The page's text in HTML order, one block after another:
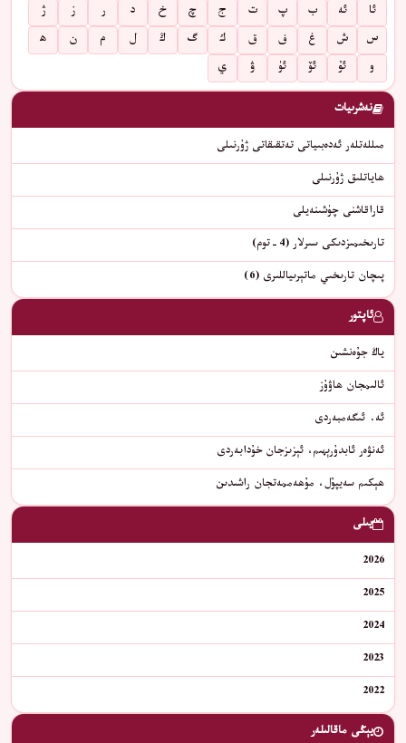
ئا ئە ب پ ت ج چ خ د ر ز
ژ
س
ش غ ف ق ك گ ڭ ل م ن
ھ
و
ئۇ ئۆ ئۈ ۋ ي
نەشرىيات
مىللەتلەر ئەدەبىياتى تەتقىقاتى ژۇرنىلى
ھاياتلىق ژۇرنىلى
قاراقاشنى چۈشىنەيلى
تارىخىمىزدىكى سىرلار (4-توم)
پىچان تارىخىي ماتېرىياللىرى (6)
ئاپتور
ياڭ جۇەنشىن
ئالىمجان ھاۋۇز
ئە. ئىگەمبەردى
ئەنۋەر ئابدۇرېھىم، ئېزىزجان خۇدابەردى
ھېكىم سەيپۇل، مۇھەممەتجان راشىدىن
يىلى
2026
2025
2024
2023
2022
يېڭى ماقالىلەر